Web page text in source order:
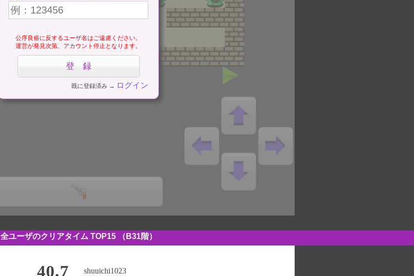
公序良俗に反するユーザ名はご遠慮ください。
運営が発見次第、アカウント停止となります。
既に登録済み → ログイン
全ユーザのクリアタイム TOP15 （B31階）
40.7 shuuichi1023